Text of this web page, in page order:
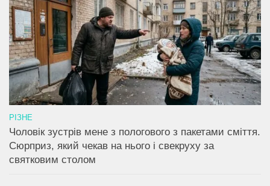
РІЗНЕ
Чоловік зустрів мене з пологового з пакетами сміття.
Сюрприз, який чекав на нього і свекруху за
святковим столом